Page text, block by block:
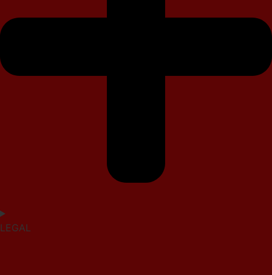
LEGAL